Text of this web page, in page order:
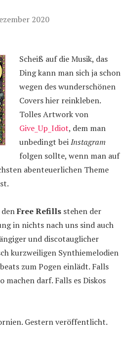
2020
Scheiß auf die Musik, das
Ding kann man sich ja schon
wegen des wunderschönen
Covers hier reinkleben.
Tolles Artwork von
Give_Up_Idiot, dem man
unbedingt beiInstagram
folgen sollte, wenn man auf
abenteuerlichen Theme
Free Refills stehen der
in nichts nach uns sind auch
und discotauglicher
kurzweiligen Synthiemelodien
zum Pogen einlädt. Falls
machen darf. Falls es Diskos
Gestern veröffentlicht.